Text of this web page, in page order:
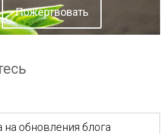
Пожертвовать
на обновления блога